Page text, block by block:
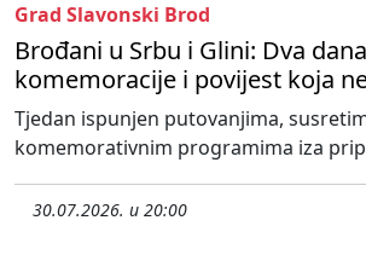
Grad Slavonski Brod
Brođani u Srbu i Glini: Dva
komemoracije i povijest koja
Tjedan ispunjen putovanjima,
komemorativnim programima iza
30.07.2026. u 20:00